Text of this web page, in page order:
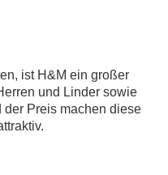
ist H&M ein großer
und Linder sowie
Preis machen diese